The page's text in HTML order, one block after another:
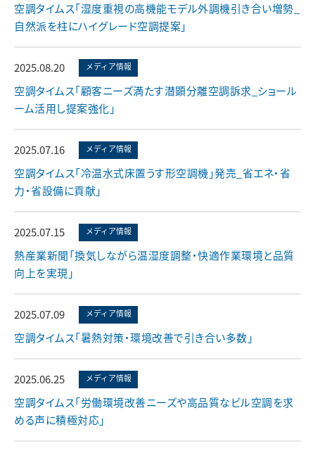
空調タイムス「湿度重視の高機能モデル外調機引き合い増勢_
自然派を柱にハイグレード空調提案」
2025.08.20 メディア情報
空調タイムス「顧客ニーズ満たす潜顕分離空調訴求_ショール
ーム活用し提案強化」
2025.07.16 メディア情報
空調タイムス「冷温水式床置うす形空調機」発売_省エネ・省
力・省設備に貢献」
2025.07.15 メディア情報
熱産業新聞「換気しながら温湿度調整・快適作業環境と品質
向上を実現」
2025.07.09 メディア情報
空調タイムス「暑熱対策・環境改善で引き合い多数」
2025.06.25 メディア情報
空調タイムス「労働環境改善ニーズや高品質なビル空調を求
める声に積極対応」